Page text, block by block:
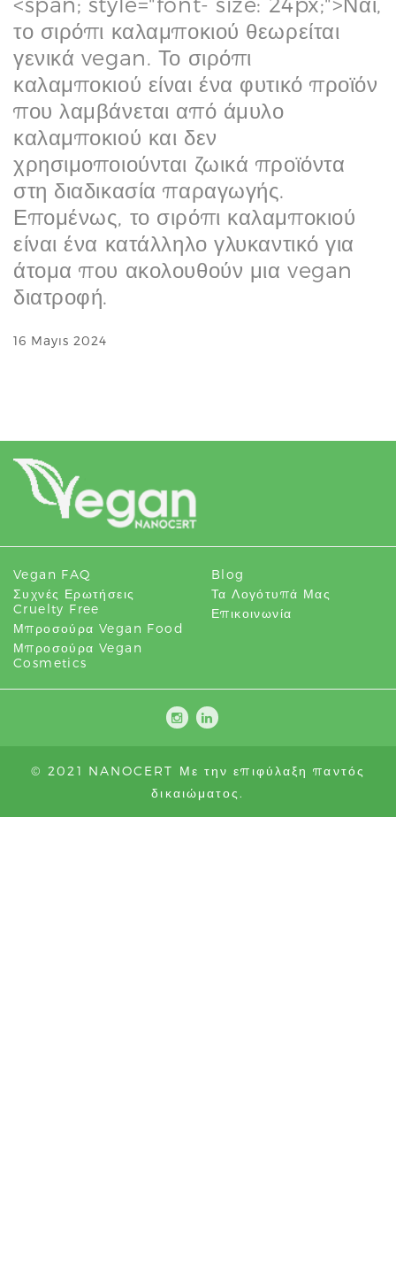
το σιρόπι καλαμποκιού θεωρείται
γενικά vegan. Το σιρόπι
καλαμποκιού είναι ένα φυτικό προϊόν
που λαμβάνεται από άμυλο
καλαμποκιού και δεν
χρησιμοποιούνται ζωικά προϊόντα
στη διαδικασία παραγωγής.
Επομένως, το σιρόπι καλαμποκιού
είναι ένα κατάλληλο γλυκαντικό για
άτομα που ακολουθούν μια vegan
διατροφή.
16 Mayıs 2024
Vegan FAQ
Συχνές Ερωτήσεις
Cruelty Free
Μπροσούρα Vegan Food
Μπροσούρα Vegan
Cosmetics
Blog
Τα Λογότυπά Μας
Επικοινωνία
© 2021 NANOCERT Με την επιφύλαξη παντός
δικαιώματος.